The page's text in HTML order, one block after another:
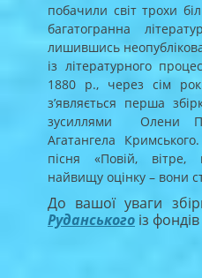
побачили світ трохи
багатогранна
лишившись
із літературного
1880 р., через сім
з’являється перша
зусиллями Олени
Агатангела
пісня «Повій, вітре,
найвищу оцінку – вони
До вашої уваги
Руданського із